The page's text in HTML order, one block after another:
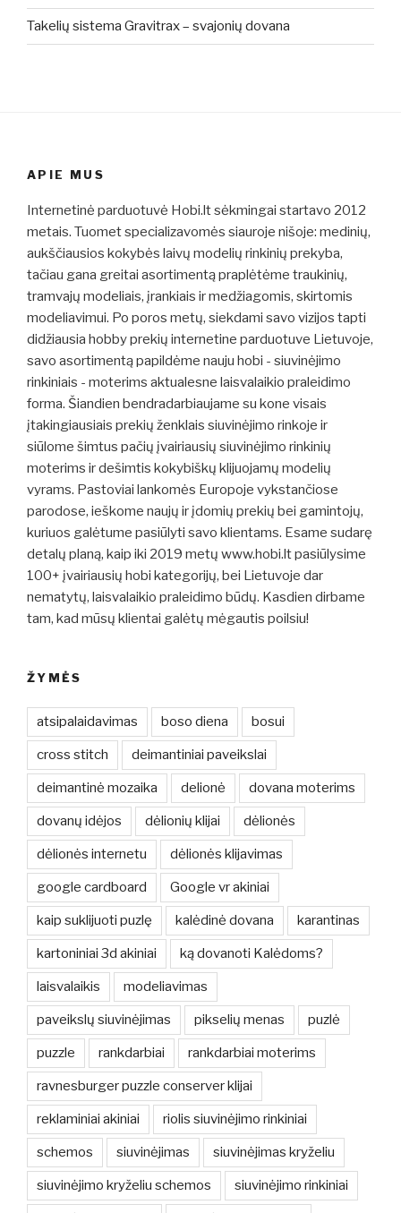
Takelių sistema Gravitrax – svajonių dovana
APIE MUS
Internetinė parduotuvė Hobi.lt sėkmingai startavo 2012
metais. Tuomet specializavomės siauroje nišoje: medinių,
aukščiausios kokybės laivų modelių rinkinių prekyba,
tačiau gana greitai asortimentą praplėtėme traukinių,
tramvajų modeliais, įrankiais ir medžiagomis, skirtomis
modeliavimui. Po poros metų, siekdami savo vizijos tapti
didžiausia hobby prekių internetine parduotuve Lietuvoje,
savo asortimentą papildėme nauju hobi - siuvinėjimo
rinkiniais - moterims aktualesne laisvalaikio praleidimo
forma. Šiandien bendradarbiaujame su kone visais
įtakingiausiais prekių ženklais siuvinėjimo rinkoje ir
siūlome šimtus pačių įvairiausių siuvinėjimo rinkinių
moterims ir dešimtis kokybiškų klijuojamų modelių
vyrams. Pastoviai lankomės Europoje vykstančiose
parodose, ieškome naujų ir įdomių prekių bei gamintojų,
kuriuos galėtume pasiūlyti savo klientams. Esame sudarę
detalų planą, kaip iki 2019 metų www.hobi.lt pasiūlysime
100+ įvairiausių hobi kategorijų, bei Lietuvoje dar
nematytų, laisvalaikio praleidimo būdų. Kasdien dirbame
tam, kad mūsų klientai galėtų mėgautis poilsiu!
ŽYMĖS
atsipalaidavimas boso diena bosui
cross stitch deimantiniai paveikslai
deimantinė mozaika delionė dovana moterims
dovanų idėjos dėlionių klijai dėlionės
dėlionės internetu dėlionės klijavimas
google cardboard Google vr akiniai
kaip suklijuoti puzlę kalėdinė dovana karantinas
kartoniniai 3d akiniai ką dovanoti Kalėdoms?
laisvalaikis modeliavimas
paveikslų siuvinėjimas pikselių menas puzlė
puzzle rankdarbiai rankdarbiai moterims
ravnesburger puzzle conserver klijai
reklaminiai akiniai riolis siuvinėjimo rinkiniai
schemos siuvinėjimas siuvinėjimas kryželiu
siuvinėjimo kryželiu schemos siuvinėjimo rinkiniai